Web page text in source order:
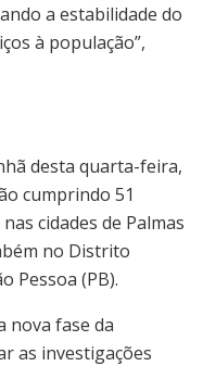
a estabilidade do
à população”,
desta quarta-feira,
cumprindo 51
cidades de Palmas
no Distrito
Pessoa (PB).
nova fase da
as investigações